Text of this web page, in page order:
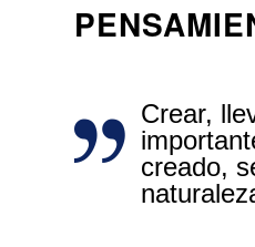
Crear,
creado,